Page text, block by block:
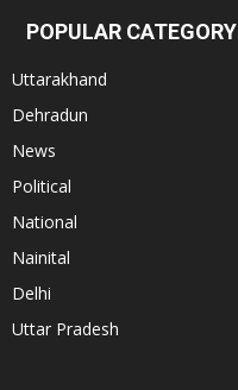
POPULAR CATEGORY
Uttarakhand
Dehradun
News
Political
National
Nainital
Delhi
Uttar Pradesh